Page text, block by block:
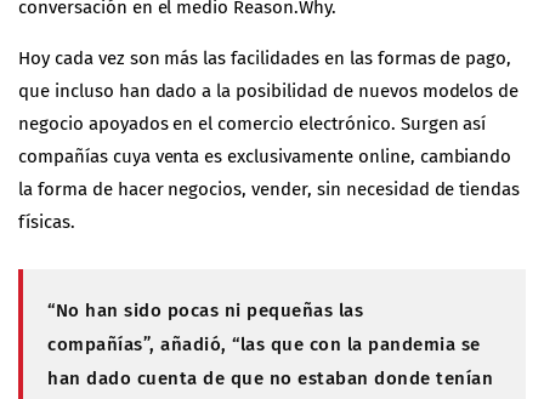
conversación en el medio Reason.Why.
Hoy cada vez son más las facilidades en las formas de pago,
que incluso han dado a la posibilidad de nuevos modelos de
negocio apoyados en el comercio electrónico. Surgen así
compañías cuya venta es exclusivamente online, cambiando
la forma de hacer negocios, vender, sin necesidad de tiendas
físicas.
“No han sido pocas ni pequeñas las
compañías”, añadió, “las que con la pandemia se
han dado cuenta de que no estaban donde tenían